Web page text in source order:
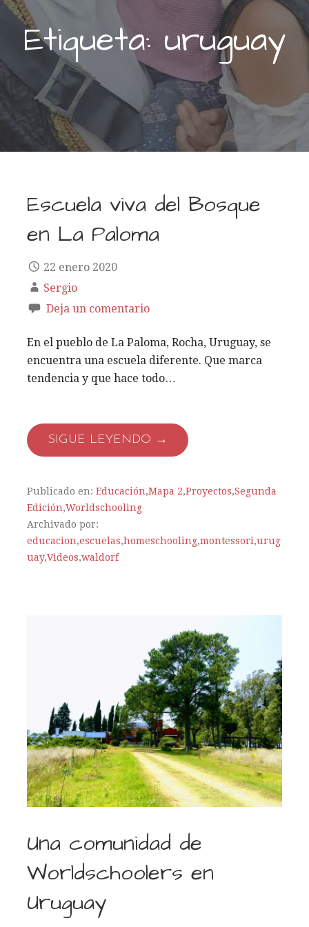
Etiqueta: uruguay
Escuela viva del Bosque
en La Paloma
22 enero 2020
Sergio
Deja un comentario
En el pueblo de La Paloma, Rocha, Uruguay, se
encuentra una escuela diferente. Que marca
tendencia y que hace todo…
SIGUE LEYENDO →
Publicado en: Educación,Mapa 2,Proyectos,Segunda
Edición,Worldschooling
Archivado por:
educacion,escuelas,homeschooling,montessori,urug
uay,Videos,waldorf
Una comunidad de
Worldschoolers en
Uruguay